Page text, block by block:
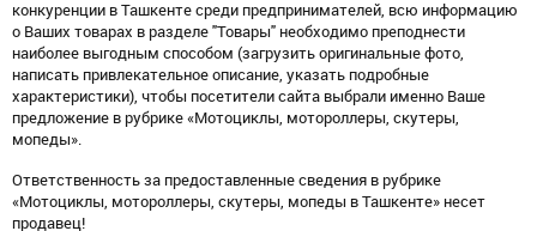
конкуренции в Ташкенте среди предпринимателей, всю информацию
о Ваших товарах в разделе "Товары" необходимо преподнести
наиболее выгодным способом (загрузить оригинальные фото,
написать привлекательное описание, указать подробные
характеристики), чтобы посетители сайта выбрали именно Ваше
предложение в рубрике «Мотоциклы, мотороллеры, скутеры,
мопеды».
Ответственность за предоставленные сведения в рубрике
«Мотоциклы, мотороллеры, скутеры, мопеды в Ташкенте» несет
продавец!